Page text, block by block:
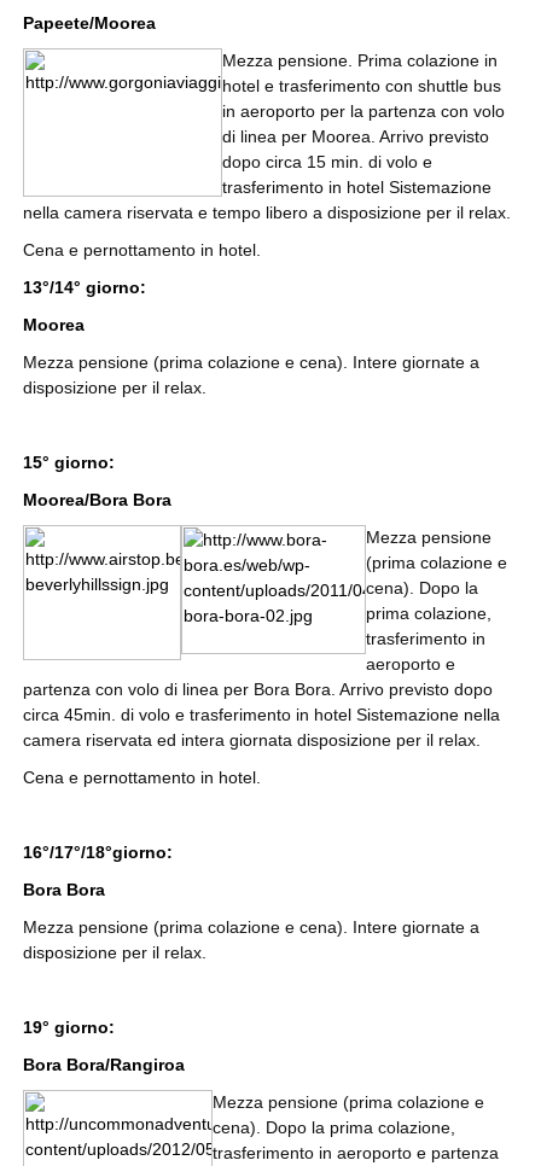
Papeete/Moorea
Mezza pensione. Prima colazione in
hotel e trasferimento con shuttle bus
in aeroporto per la partenza con volo
di linea per Moorea. Arrivo previsto
dopo circa 15 min. di volo e
trasferimento in hotel Sistemazione
nella camera riservata e tempo libero a disposizione per il relax.
Cena e pernottamento in hotel.
13°/14° giorno:
Moorea
Mezza pensione (prima colazione e cena). Intere giornate a
disposizione per il relax.
15° giorno:
Moorea/Bora Bora
Mezza pensione
(prima colazione e
cena). Dopo la
prima colazione,
trasferimento in
aeroporto e
partenza con volo di linea per Bora Bora. Arrivo previsto dopo
circa 45min. di volo e trasferimento in hotel Sistemazione nella
camera riservata ed intera giornata disposizione per il relax.
Cena e pernottamento in hotel.
16°/17°/18°giorno:
Bora Bora
Mezza pensione (prima colazione e cena). Intere giornate a
disposizione per il relax.
19° giorno:
Bora Bora/Rangiroa
Mezza pensione (prima colazione e
cena). Dopo la prima colazione,
trasferimento in aeroporto e partenza